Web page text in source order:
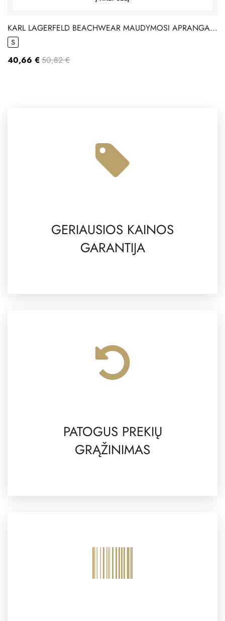
KARL LAGERFELD BEACHWEAR MAUDYMOSI APRANGA...
S
40,66 € 50,82 €
GERIAUSIOS KAINOS
GARANTIJA
PATOGUS PREKIŲ
GRĄŽINIMAS